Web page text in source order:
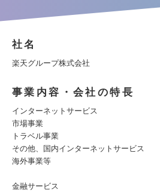
社名
楽天グループ株式会社
事業内容・会社の特長
インターネットサービス
市場事業
トラベル事業
その他、国内インターネットサービス
海外事業等
金融サービス